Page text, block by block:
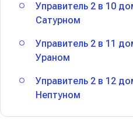
Управитель 2 в 10
Сатурном
Управитель 2 в 11
Ураном
Управитель 2 в 12
Нептуном